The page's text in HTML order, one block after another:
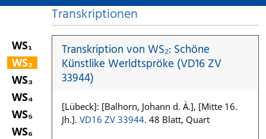
WS₁
WS₂
WS₃
WS₄
WS₅
WS₆
Transkriptionen
Transkription von WS₂: Schöne
Künstlike Werldtspröke (VD16 ZV
33944)
[Lübeck]: [Balhorn, Johann d. Ä.], [Mitte 16.
Jh.]. VD16 ZV 33944. 48 Blatt, Quart